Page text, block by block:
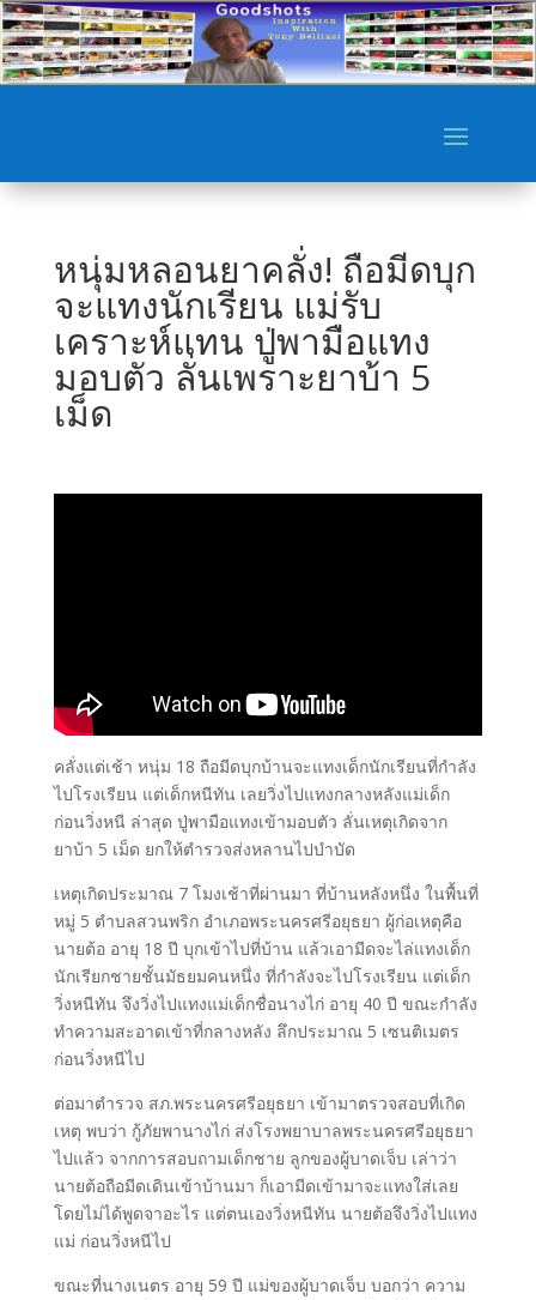
หนุ่มหลอนยาคลั่ง! ถือมีดบุก
จะแทงนักเรียน แม่รับ
เคราะห์แทน ปู่พามือแทง
มอบตัว ลั่นเพราะยาบ้า 5
เม็ด
คลั่งแต่เช้า หนุ่ม 18 ถือมีดบุกบ้านจะแทงเด็กนักเรียนที่กำลัง
ไปโรงเรียน แต่เด็กหนีทัน เลยวิ่งไปแทงกลางหลังแม่เด็ก
ก่อนวิ่งหนี ล่าสุด ปู่พามือแทงเข้ามอบตัว ลั่นเหตุเกิดจาก
ยาบ้า 5 เม็ด ยกให้ตำรวจส่งหลานไปบำบัด
เหตุเกิดประมาณ 7 โมงเช้าที่ผ่านมา ที่บ้านหลังหนึ่ง ในพื้นที่
หมู่ 5 ตำบลสวนพริก อำเภอพระนครศรีอยุธยา ผู้ก่อเหตุคือ
นายต้อ อายุ 18 ปี บุกเข้าไปที่บ้าน แล้วเอามีดจะไล่แทงเด็ก
นักเรียกชายชั้นมัธยมคนหนึ่ง ที่กำลังจะไปโรงเรียน แต่เด็ก
วิ่งหนีทัน จึงวิ่งไปแทงแม่เด็กชื่อนางไก่ อายุ 40 ปี ขณะกำลัง
ทำความสะอาดเข้าที่กลางหลัง ลึกประมาณ 5 เซนติเมตร
ก่อนวิ่งหนีไป
ต่อมาตำรวจ สภ.พระนครศรีอยุธยา เข้ามาตรวจสอบที่เกิด
เหตุ พบว่า กู้ภัยพานางไก่ ส่งโรงพยาบาลพระนครศรีอยุธยา
ไปแล้ว จากการสอบถามเด็กชาย ลูกของผู้บาดเจ็บ เล่าว่า
นายต้อถือมีดเดินเข้าบ้านมา ก็เอามีดเข้ามาจะแทงใส่เลย
โดยไม่ได้พูดจาอะไร แต่ตนเองวิ่งหนีทัน นายต้อจึงวิ่งไปแทง
แม่ ก่อนวิ่งหนีไป
ขณะที่นางเนตร อายุ 59 ปี แม่ของผู้บาดเจ็บ บอกว่า ความ